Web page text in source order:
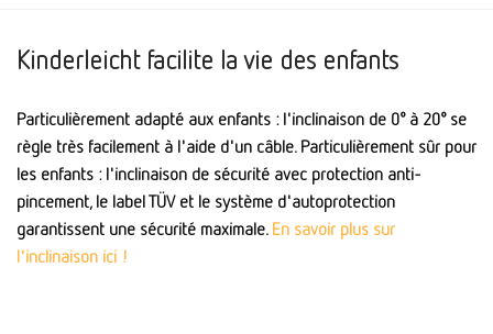
Kinderleicht facilite la vie des enfants
Particulièrement adapté aux enfants : l'inclinaison de 0° à 20° se
règle très facilement à l'aide d'un câble. Particulièrement sûr pour
les enfants : l'inclinaison de sécurité avec protection anti-
pincement, le label TÜV et le système d'autoprotection
garantissent une sécurité maximale. En savoir plus sur
l'inclinaison ici !